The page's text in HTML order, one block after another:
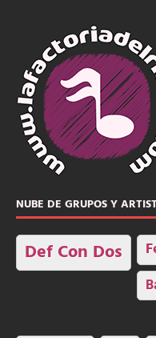
NUBE DE GRUPOS Y
Def Con Dos